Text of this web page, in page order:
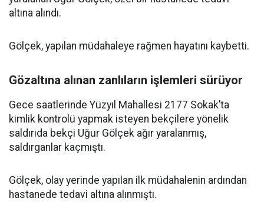
altına alındı.
Gölçek, yapılan müdahaleye rağmen hayatını kaybetti.
Gözaltına alınan zanlıların işlemleri sürüyor
Gece saatlerinde Yüzyıl Mahallesi 2177 Sokak’ta
kimlik kontrolü yapmak isteyen bekçilere yönelik
saldırıda bekçi Uğur Gölçek ağır yaralanmış,
saldırganlar kaçmıştı.
Gölçek, olay yerinde yapılan ilk müdahalenin ardından
hastanede tedavi altına alınmıştı.